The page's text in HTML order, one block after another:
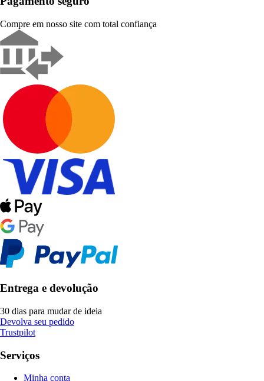
Compre em nosso site com total confiança
Entrega e devolução
30 dias para mudar de ideia
Devolva seu pedido
Trustpilot
Serviços
Minha conta